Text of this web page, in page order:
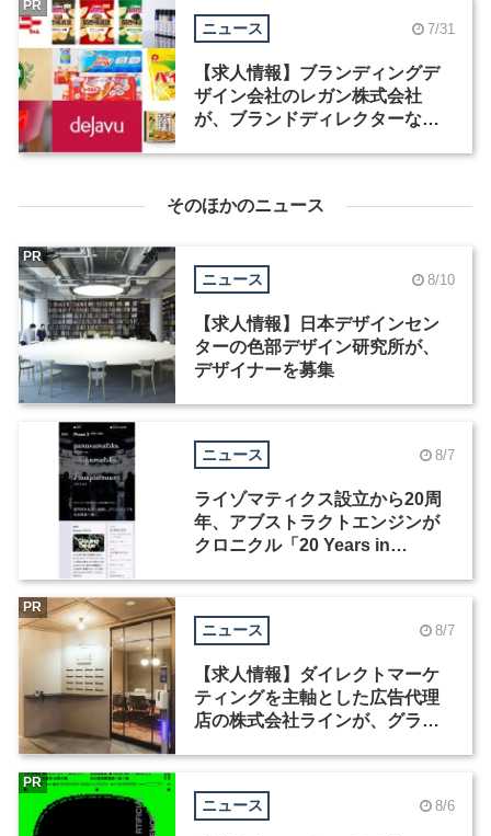
ニュース 7/31
【求人情報】ブランディングデ
ザイン会社のレガン株式会社
が、ブランドディレクターなど3
PR
そのほかのニュース
ニュース 8/10
【求人情報】日本デザインセン
ターの色部デザイン研究所が、
デザイナーを募集
PR
ニュース 8/7
ライゾマティクス設立から20周
年、アブストラクトエンジンが
クロニクル「20 Years in
ニュース 8/7
【求人情報】ダイレクトマーケ
ティングを主軸とした広告代理
店の株式会社ラインが、グラフ
PR
ニュース 8/6
PR